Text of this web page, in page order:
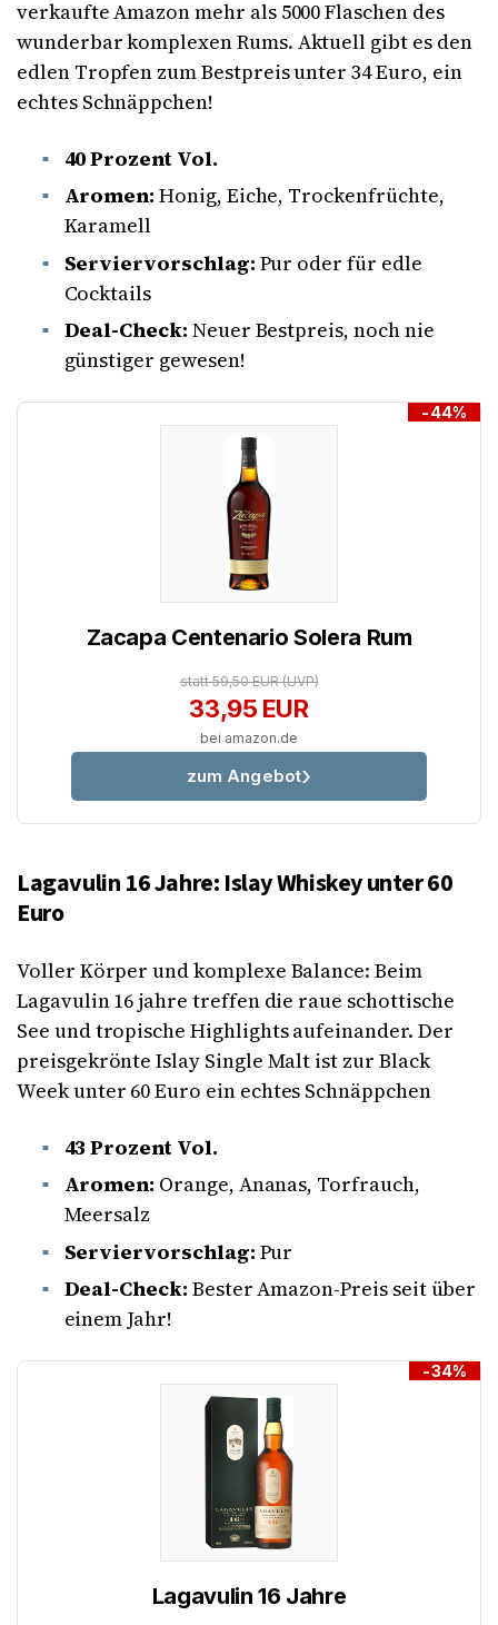
verkaufte Amazon mehr als 5000 Flaschen des
wunderbar komplexen Rums. Aktuell gibt es den
edlen Tropfen zum Bestpreis unter 34 Euro, ein
echtes Schnäppchen!
40 Prozent Vol.
Aromen: Honig, Eiche, Trockenfrüchte,
Karamell
Serviervorschlag: Pur oder für edle
Cocktails
Deal-Check: Neuer Bestpreis, noch nie
günstiger gewesen!
-44%
Zacapa Centenario Solera Rum
statt 59,50 EUR(UVP)
33,95 EUR
bei amazon.de
zum Angebot
Lagavulin 16 Jahre: Islay Whiskey unter 60
Euro
Voller Körper und komplexe Balance: Beim
Lagavulin 16 jahre treffen die raue schottische
See und tropische Highlights aufeinander. Der
preisgekrönte Islay Single Malt ist zur Black
Week unter 60 Euro ein echtes Schnäppchen
43 Prozent Vol.
Aromen: Orange, Ananas, Torfrauch,
Meersalz
Serviervorschlag: Pur
Deal-Check: Bester Amazon-Preis seit über
einem Jahr!
-34%
Lagavulin 16 Jahre